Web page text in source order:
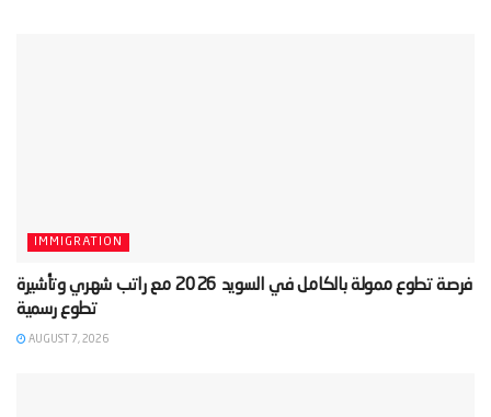
IMMIGRATION
‫فرصة تطوع ممولة بالكامل في السويد 2026 مع راتب شهري وتأشيرة
تطوع رسمية‬
AUGUST 7, 2026